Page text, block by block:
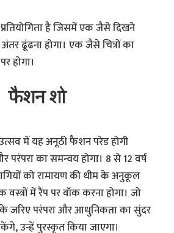
है जिसमें एक जैसे दिखने
अंतर ढूंढना होगा। एक जैसे चित्रों का
होगा।
फैशन शो
में यह अनूठी फैशन परेड होगी
का समन्वय होगा। 8 से 12 वर्ष
को रामायण की थीम के अनुकूल
में रैंप पर वॉक करना होगा। जो
के जरिए परंपरा और आधुनिकता का सुंदर
उन्हें पुरस्कृत किया जाएगा।